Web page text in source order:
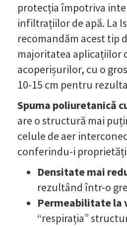
protecția împotriva
infiltrațiilor de apă. La
recomandăm acest tip
majoritatea aplicațiilor
acoperișurilor, cu o
10-15 cm pentru
Spuma poliuretanică
are o structură mai
celule de aer
conferindu-i
Densitate mai
rezultând într-o
Permeabilitate la
“respirația”